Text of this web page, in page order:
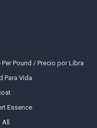
Per Pound / Precio por Libra
Para Vida
Essence